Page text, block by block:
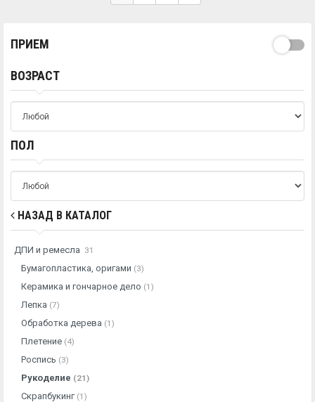
ПРИЕМ
ВОЗРАСТ
ПОЛ
НАЗАД В КАТАЛОГ
ДПИ и ремесла 31
Бумагопластика, оригами (3)
Керамика и гончарное дело (1)
Лепка (7)
Обработка дерева (1)
Плетение (4)
Роспись (3)
Рукоделие (21)
Скрапбукинг (1)